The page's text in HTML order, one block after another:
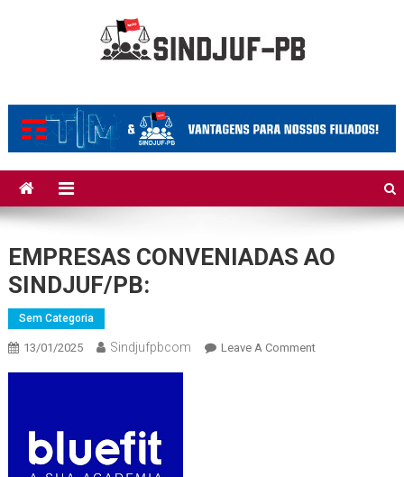
Sindjuf/PB
EMPRESAS CONVENIADAS AO
SINDJUF/PB:
Sem Categoria
13/01/2025 Sindjufpbcom Leave A CommentOn EMPRESAS